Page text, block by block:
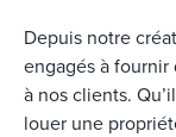
Depuis notre
engagés à
à nos clients.
louer une